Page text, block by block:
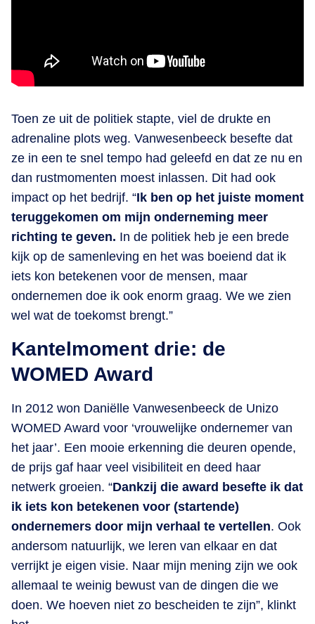
Toen ze uit de politiek stapte, viel de drukte en
adrenaline plots weg. Vanwesenbeeck besefte dat
ze in een te snel tempo had geleefd en dat ze nu en
dan rustmomenten moest inlassen. Dit had ook
impact op het bedrijf. “Ik ben op het juiste moment
teruggekomen om mijn onderneming meer
richting te geven. In de politiek heb je een brede
kijk op de samenleving en het was boeiend dat ik
iets kon betekenen voor de mensen, maar
ondernemen doe ik ook enorm graag. We we zien
wel wat de toekomst brengt.”
Kantelmoment drie: de
WOMED Award
In 2012 won Daniëlle Vanwesenbeeck de Unizo
WOMED Award voor ‘vrouwelijke ondernemer van
het jaar’. Een mooie erkenning die deuren opende,
de prijs gaf haar veel visibiliteit en deed haar
netwerk groeien. “Dankzij die award besefte ik dat
ik iets kon betekenen voor (startende)
ondernemers door mijn verhaal te vertellen. Ook
andersom natuurlijk, we leren van elkaar en dat
verrijkt je eigen visie. Naar mijn mening zijn we ook
allemaal te weinig bewust van de dingen die we
doen. We hoeven niet zo bescheiden te zijn”, klinkt